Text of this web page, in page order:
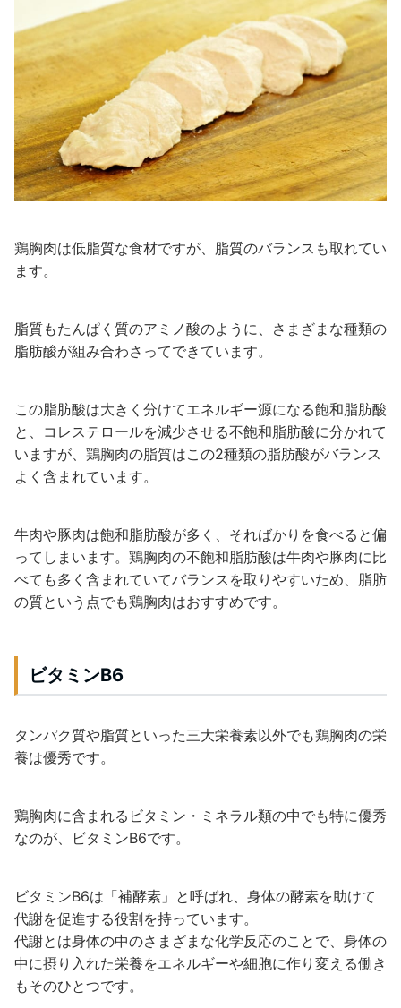
鶏胸肉は低脂質な食材ですが、脂質のバランスも取れてい
ます。
脂質もたんぱく質のアミノ酸のように、さまざまな種類の
脂肪酸が組み合わさってできています。
この脂肪酸は大きく分けてエネルギー源になる飽和脂肪酸
と、コレステロールを減少させる不飽和脂肪酸に分かれて
いますが、鶏胸肉の脂質はこの2種類の脂肪酸がバランス
よく含まれています。
牛肉や豚肉は飽和脂肪酸が多く、そればかりを食べると偏
ってしまいます。鶏胸肉の不飽和脂肪酸は牛肉や豚肉に比
べても多く含まれていてバランスを取りやすいため、脂肪
の質という点でも鶏胸肉はおすすめです。
ビタミンB6
タンパク質や脂質といった三大栄養素以外でも鶏胸肉の栄
養は優秀です。
鶏胸肉に含まれるビタミン・ミネラル類の中でも特に優秀
なのが、ビタミンB6です。
ビタミンB6は「補酵素」と呼ばれ、身体の酵素を助けて
代謝を促進する役割を持っています。
代謝とは身体の中のさまざまな化学反応のことで、身体の
中に摂り入れた栄養をエネルギーや細胞に作り変える働き
もそのひとつです。